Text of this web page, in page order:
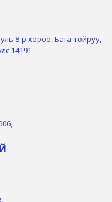
8-р хороо, Бага тойруу,
14191